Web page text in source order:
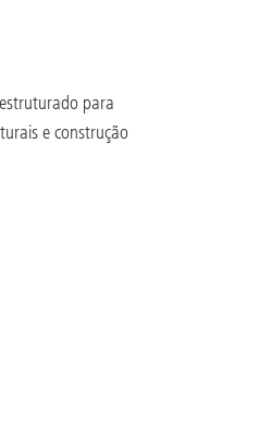
para
e construção